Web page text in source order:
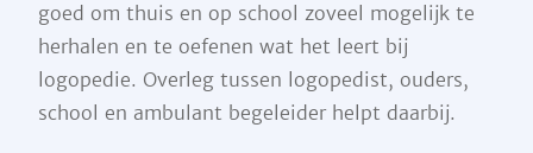
goed om thuis en op school zoveel mogelijk te
herhalen en te oefenen wat het leert bij
logopedie. Overleg tussen logopedist, ouders,
school en ambulant begeleider helpt daarbij.